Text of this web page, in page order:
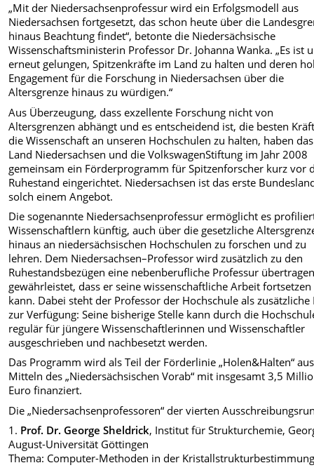
„Mit der Niedersachsenprofessur wird ein Erfolgsmodell aus
Niedersachsen fortgesetzt, das schon heute über die
hinaus Beachtung findet“, betonte die Niedersächsische
Wissenschaftsministerin Professor Dr. Johanna Wanka. „Es ist
erneut gelungen, Spitzenkräfte im Land zu halten und deren
Engagement für die Forschung in Niedersachsen über die
Altersgrenze hinaus zu würdigen.“
Aus Überzeugung, dass exzellente Forschung nicht von
Altersgrenzen abhängt und es entscheidend ist, die besten
die Wissenschaft an unseren Hochschulen zu halten, haben das
Land Niedersachsen und die VolkswagenStiftung im Jahr 2008
gemeinsam ein Förderprogramm für Spitzenforscher kurz vor
Ruhestand eingerichtet. Niedersachsen ist das erste
solch einem Angebot.
Die sogenannte Niedersachsenprofessur ermöglicht es
Wissenschaftlern künftig, auch über die gesetzliche
hinaus an niedersächsischen Hochschulen zu forschen und zu
lehren. Dem Niedersachsen–Professor wird zusätzlich zu den
Ruhestandsbezügen eine nebenberufliche Professur
gewährleistet, dass er seine wissenschaftliche Arbeit fortsetzen
kann. Dabei steht der Professor der Hochschule als zusätzliche
zur Verfügung: Seine bisherige Stelle kann durch die
regulär für jüngere Wissenschaftlerinnen und Wissenschaftler
ausgeschrieben und nachbesetzt werden.
Das Programm wird als Teil der Förderlinie „Holen&Halten“ aus
Mitteln des „Niedersächsischen Vorab“ mit insgesamt 3,5
Euro finanziert.
Die „Niedersachsenprofessoren“ der vierten
1. Prof. Dr. George Sheldrick, Institut für Strukturchemie,
August-Universität Göttingen
Thema: Computer-Methoden in der